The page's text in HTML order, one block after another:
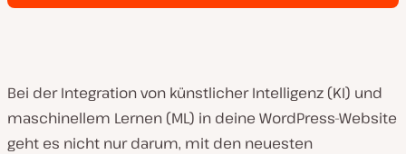
Bei der Integration von künstlicher Intelligenz (KI) und
maschinellem Lernen (ML) in deine WordPress-Website
geht es nicht nur darum, mit den neuesten